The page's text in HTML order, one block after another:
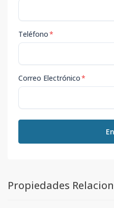
Teléfono*
Correo Electrónico*
Propiedades